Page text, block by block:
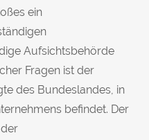
ein
Aufsichtsbehörde
Fragen ist der
des Bundeslandes, in
befindet. Der